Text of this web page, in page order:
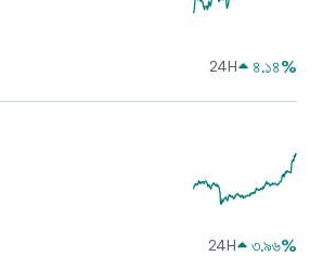
24H ৪.১৪%
24H ৩.৯৬%